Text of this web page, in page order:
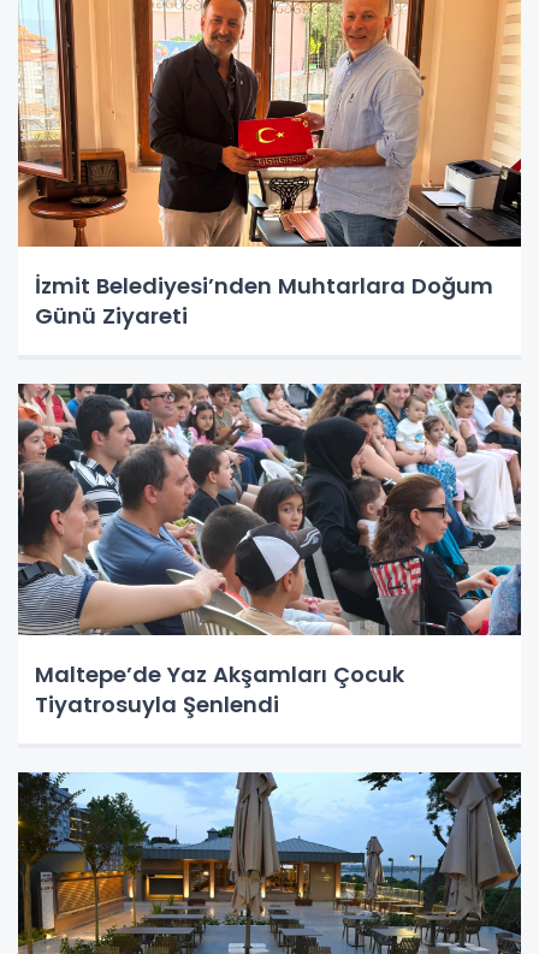
İzmit Belediyesi’nden Muhtarlara Doğum
Günü Ziyareti
Maltepe’de Yaz Akşamları Çocuk
Tiyatrosuyla Şenlendi